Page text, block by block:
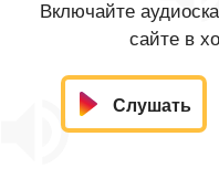
Включайте
сайте в
Слушать